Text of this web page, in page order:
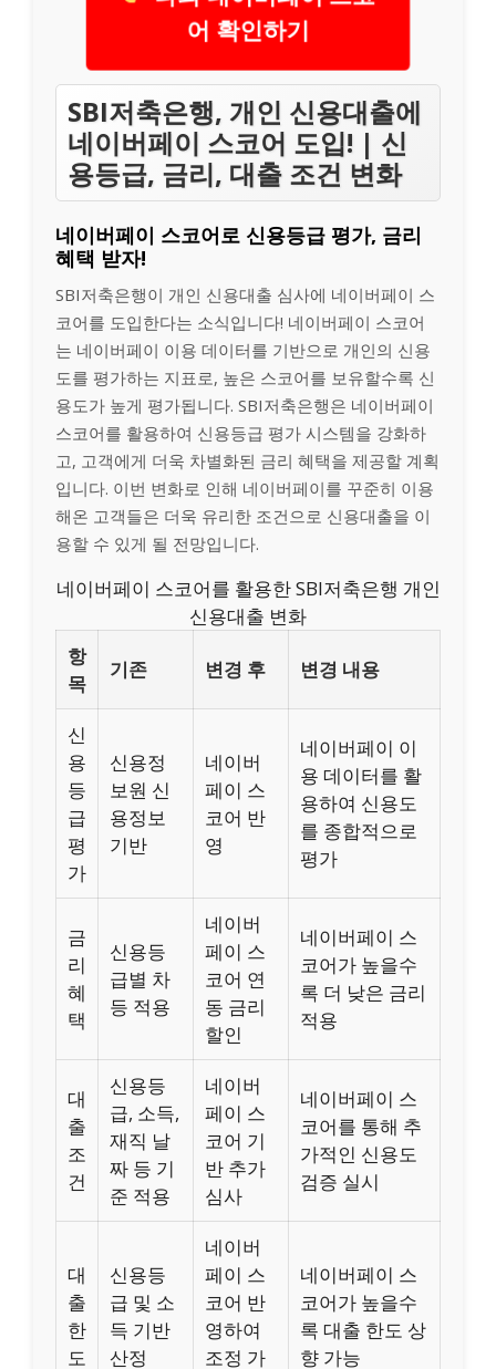
어 확인하기
SBI저축은행, 개인 신용대출에
네이버페이 스코어 도입! | 신
용등급, 금리, 대출 조건 변화
네이버페이 스코어로 신용등급 평가, 금리
혜택 받자!
SBI저축은행이 개인 신용대출 심사에 네이버페이 스
코어를 도입한다는 소식입니다! 네이버페이 스코어
는 네이버페이 이용 데이터를 기반으로 개인의 신용
도를 평가하는 지표로, 높은 스코어를 보유할수록 신
용도가 높게 평가됩니다. SBI저축은행은 네이버페이
스코어를 활용하여 신용등급 평가 시스템을 강화하
고, 고객에게 더욱 차별화된 금리 혜택을 제공할 계획
입니다. 이번 변화로 인해 네이버페이를 꾸준히 이용
해온 고객들은 더욱 유리한 조건으로 신용대출을 이
용할 수 있게 될 전망입니다.
네이버페이 스코어를 활용한 SBI저축은행 개인
신용대출 변화
항
목
기존 변경 후 변경 내용
신
용
등
급
평
가
신용정
보원 신
용정보
기반
네이버
페이 스
코어 반
영
네이버페이 이
용 데이터를 활
용하여 신용도
를 종합적으로
평가
금
리
혜
택
신용등
급별 차
등 적용
네이버
페이 스
코어 연
동 금리
할인
네이버페이 스
코어가 높을수
록 더 낮은 금리
적용
대
출
조
건
신용등
급, 소득,
재직 날
짜 등 기
준 적용
네이버
페이 스
코어 기
반 추가
심사
네이버페이 스
코어를 통해 추
가적인 신용도
검증 실시
대
출
한
도
신용등
급 및 소
득 기반
산정
네이버
페이 스
코어 반
영하여
조정 가
네이버페이 스
코어가 높을수
록 대출 한도 상
향 가능